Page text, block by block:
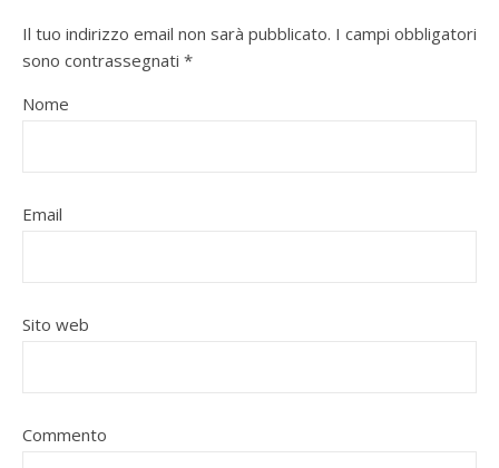
Il tuo indirizzo email non sarà pubblicato. I campi obbligatori
sono contrassegnati *
Nome
Email
Sito web
Commento